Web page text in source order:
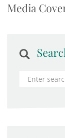
Media